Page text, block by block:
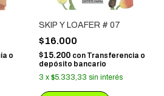
o
SKIP Y LOAFER # 07
$16.000
$15.200 con Transferencia o
depósito bancario
3 x $5.333,33 sin interés